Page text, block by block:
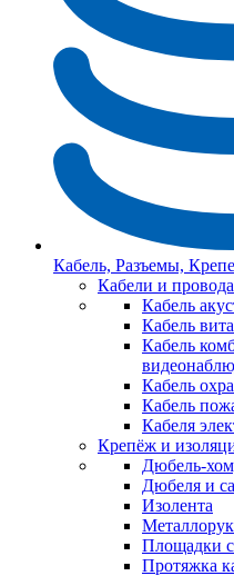
Кабель, Разъемы,
Кабели и провода
Кабель
Кабель
Кабель
Кабель
Кабель
Кабеля
Крепёж и
Дюбель-
Дюбеля и
Изолента
Площадки
Протяжка